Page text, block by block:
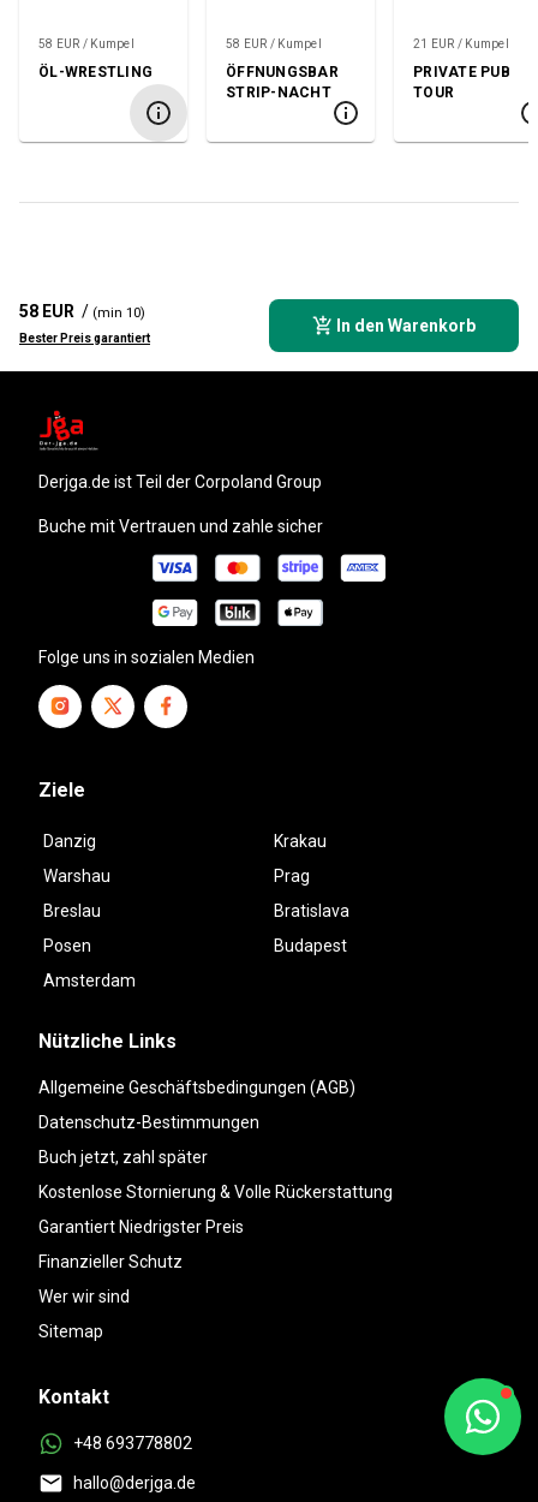
58 EUR / Kumpel
ÖL-WRESTLING
58 EUR / Kumpel
ÖFFNUNGSBAR
STRIP-NACHT
21 EUR / Kumpel
PRIVATE PUB
TOUR
58 EUR / (min 10)
Bester Preis garantiert
In den Warenkorb
derjga.de ist Teil der Corpoland Group
Buche mit Vertrauen und zahle sicher
Folge uns in sozialen Medien
Ziele
Danzig
Krakau
Warshau
Prag
Breslau
Bratislava
Posen
Budapest
Amsterdam
Nützliche Links
Allgemeine Geschäftsbedingungen (AGB)
Datenschutz-Bestimmungen
Buch jetzt, zahl später
Kostenlose Stornierung & Volle Rückerstattung
Garantiert Niedrigster Preis
Finanzieller Schutz
Wer wir sind
Sitemap
Kontakt
+48 693778802
hallo@derjga.de